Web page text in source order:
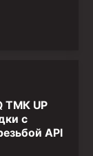
ТМК UP
с
API